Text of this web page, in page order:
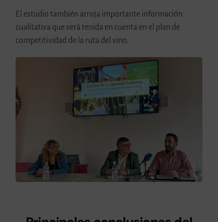
El estudio también arroja importante información
cualitativa que será tenida en cuenta en el plan de
competitividad de la ruta del vino.